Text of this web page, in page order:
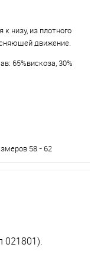
низу, из плотного
движение.
65%вискоза, 30%
58 - 62
021801).